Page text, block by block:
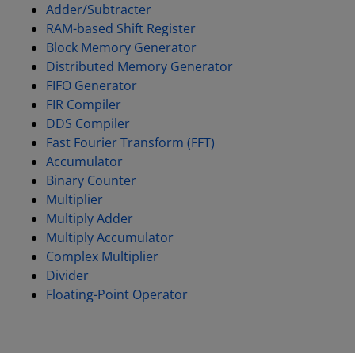
Adder/Subtracter
RAM-based Shift Register
Block Memory Generator
Distributed Memory Generator
FIFO Generator
FIR Compiler
DDS Compiler
Fast Fourier Transform (FFT)
Accumulator
Binary Counter
Multiplier
Multiply Adder
Multiply Accumulator
Complex Multiplier
Divider
Floating-Point Operator